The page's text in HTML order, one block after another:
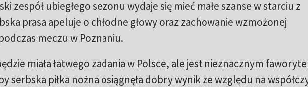
zespół ubiegłego sezonu wydaje się mieć małe szanse w starciu z
prasa apeluje o chłodne głowy oraz zachowanie wzmożonej
meczu w Poznaniu.
miała łatwego zadania w Polsce, ale jest nieznacznym
serbska piłka nożna osiągnęła dobry wynik ze względu na